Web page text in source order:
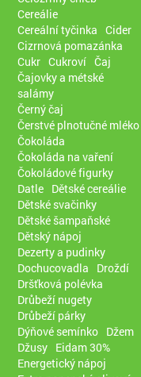
Cereálie
Cereální tyčinka Cider
Cizrnová pomazánka
Cukr Cukroví Čaj
Čajovky a métské
salámy
Černý čaj
Čerstvé plnotučné mléko
Čokoláda
Čokoláda na vaření
Čokoládové figurky
Datle Dětské cereálie
Dětské svačinky
Dětské šampaňské
Dětský nápoj
Dezerty a pudinky
Dochucovadla
Droždí
Dršťková polévka
Drůbeží nugety
Drůbeží párky
Dýňové semínko Džem
Džusy Eidam 30%
Energetický nápoj